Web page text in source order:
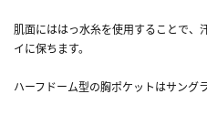
肌面にははっ水糸を使用することで、
イに保ちます。
ハーフドーム型の胸ポケットはサング